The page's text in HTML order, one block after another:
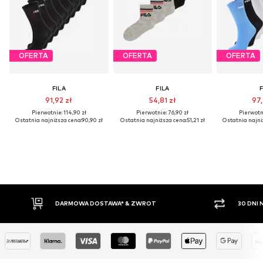
OFERTA
FILA
91,92 zł
Pierwotnie: 114,90 zł
Ostatnia najniższa cena:90,90 zł
OFERTA
FILA
54,81 zł
Pierwotnie: 76,90 zł
Ostatnia najniższa cena:51,21 zł
OFERTA
Ostatnia
DARMOWA DOSTAWA* & ZWROT 30 DNI